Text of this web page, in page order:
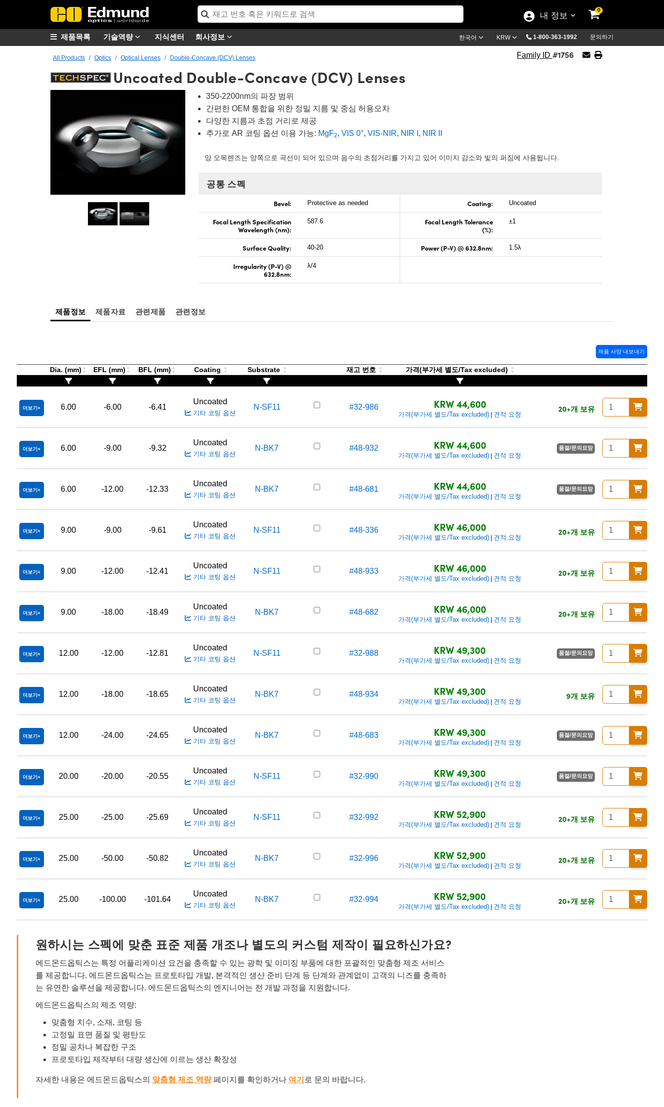
내 정보
0
기술역량 지식센터 회사정보 한국어 KRW 1-800-363-1992 문의하기
제품목록
All Products Optics Optical Lenses Double-Concave (DCV) Lenses Family ID #1756
Uncoated Double-Concave (DCV) Lenses
350-2200nm의 파장 범위
간편한 OEM 통합을 위한 정밀 지름 및 중심 허용오차
다양한 지름과 초점 거리로 제공
추가로 AR 코팅 옵션 이용 가능: MgF2, VIS 0°, VIS-NIR, NIR I , NIR II
양 오목렌즈는 양쪽으로 곡선이 되어 있으며 음수의 초점거리를 가지고 있어 이미지 감소와 빛의 퍼짐에 사용됩니다.
공통 스펙
Bevel: Protective as needed Coating: Uncoated
Focal Length Specification
Wavelength (nm):
587.6
Focal Length Tolerance
(%):
±1
Surface Quality: 40-20 Power (P-V) @ 632.8nm: 1.5λ
Irregularity (P-V) @
632.8nm:
λ/4
제품정보 제품자료 관련제품 관련정보
제품 사양 내보내기
Dia. (mm) EFL (mm) BFL (mm) Coating Substrate 재고 번호 가격(부가세 별도/Tax excluded)
더보기 6.00 -6.00 -6.41
Uncoated
기타 코팅 옵션
N-SF11 #32-986 KRW 44,600
가격(부가세 별도/Tax excluded) 견적 요청
20+개 보유
더보기 6.00 -9.00 -9.32
Uncoated
기타 코팅 옵션
N-BK7 #48-932 KRW 44,600
가격(부가세 별도/Tax excluded) 견적 요청
품절/문의요망
더보기 6.00 -12.00 -12.33
Uncoated
기타 코팅 옵션
N-BK7 #48-681 KRW 44,600
가격(부가세 별도/Tax excluded) 견적 요청
품절/문의요망
더보기 9.00 -9.00 -9.61
Uncoated
기타 코팅 옵션
N-SF11 #48-336 KRW 46,000
가격(부가세 별도/Tax excluded) 견적 요청
20+개 보유
더보기 9.00 -12.00 -12.41
Uncoated
기타 코팅 옵션
N-SF11 #48-933 KRW 46,000
가격(부가세 별도/Tax excluded) 견적 요청
20+개 보유
더보기 9.00 -18.00 -18.49
Uncoated
기타 코팅 옵션
N-BK7 #48-682 KRW 46,000
가격(부가세 별도/Tax excluded) 견적 요청
20+개 보유
더보기 12.00 -12.00 -12.81
Uncoated
기타 코팅 옵션
N-SF11 #32-988 KRW 49,300
가격(부가세 별도/Tax excluded) 견적 요청
품절/문의요망
더보기 12.00 -18.00 -18.65
Uncoated
기타 코팅 옵션
N-BK7 #48-934 KRW 49,300
가격(부가세 별도/Tax excluded) 견적 요청
9개 보유
더보기 12.00 -24.00 -24.65
Uncoated
기타 코팅 옵션
N-BK7 #48-683 KRW 49,300
가격(부가세 별도/Tax excluded) 견적 요청
품절/문의요망
더보기 20.00 -20.00 -20.55
Uncoated
기타 코팅 옵션
N-SF11 #32-990 KRW 49,300
가격(부가세 별도/Tax excluded) 견적 요청
품절/문의요망
더보기 25.00 -25.00 -25.69
Uncoated
기타 코팅 옵션
N-SF11 #32-992 KRW 52,900
가격(부가세 별도/Tax excluded) 견적 요청
20+개 보유
더보기 25.00 -50.00 -50.82
Uncoated
기타 코팅 옵션
N-BK7 #32-996 KRW 52,900
가격(부가세 별도/Tax excluded) 견적 요청
20+개 보유
더보기 25.00 -100.00 -101.64
Uncoated
기타 코팅 옵션
N-BK7 #32-994 KRW 52,900
가격(부가세 별도/Tax excluded) 견적 요청
20+개 보유
원하시는 스펙에 맞춘 표준 제품 개조나 별도의 커스텀 제작이 필요하신가요?
에드몬드옵틱스는 특정 어플리케이션 요건을 충족할 수 있는 광학 및 이미징 부품에 대한 포괄적인 맞춤형 제조 서비스
를 제공합니다. 에드몬드옵틱스는 프로토타입 개발, 본격적인 생산 준비 단계 등 단계와 관계없이 고객의 니즈를 충족하
는 유연한 솔루션을 제공합니다. 에드몬드옵틱스의 엔지니어는 전 개발 과정을 지원합니다.
에드몬드옵틱스의 제조 역량:
맞춤형 치수, 소재, 코팅 등
고정밀 표면 품질 및 평탄도
정밀 공차나 복잡한 구조
프로토타입 제작부터 대량 생산에 이르는 생산 확장성
자세한 내용은 에드몬드옵틱스의 맞춤형 제조 역량페이지를 확인하거나 여기 로 문의 바랍니다.